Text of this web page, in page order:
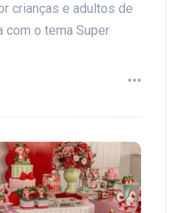
crianças e adultos de
com o tema Super